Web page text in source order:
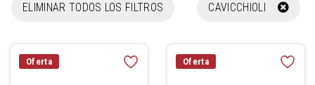
ELIMINAR TODOS LOS FILTROS CAVICCHIOLI
Oferta Oferta